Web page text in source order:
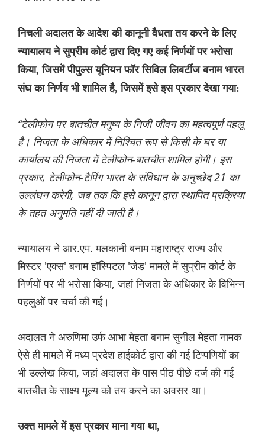
निचली अदालत के आदेश की कानूनी वैधता तय करने के लिए
न्यायालय ने सुप्रीम कोर्ट द्वारा दिए गए कई निर्णयों पर भरोसा
किया, जिसमें पीपुल्स यूनियन फॉर सिविल लिबर्टीज बनाम भारत
संघ का निर्णय भी शामिल है, जिसमें इसे इस प्रकार देखा गया:
“टेलीफोन पर बातचीत मनुष्य के निजी जीवन का महत्वपूर्ण पहलू
है। निजता के अधिकार में निश्चित रूप से किसी के घर या
कार्यालय की निजता में टेलीफोन-बातचीत शामिल होगी। इस
प्रकार, टेलीफोन-टैपिंग भारत के संविधान के अनुच्छेद 21 का
उल्लंघन करेगी, जब तक कि इसे कानून द्वारा स्थापित प्रक्रिया
के तहत अनुमति नहीं दी जाती है।
न्यायालय ने आर.एम. मलकानी बनाम महाराष्ट्र राज्य और
मिस्टर 'एक्स' बनाम हॉस्पिटल 'जेड' मामले में सुप्रीम कोर्ट के
निर्णयों पर भी भरोसा किया, जहां निजता के अधिकार के विभिन्न
पहलुओं पर चर्चा की गई।
अदालत ने अरुणिमा उर्फ आभा मेहता बनाम सुनील मेहता नामक
ऐसे ही मामले में मध्य प्रदेश हाईकोर्ट द्वारा की गई टिप्पणियों का
भी उल्लेख किया, जहां अदालत के पास पीठ पीछे दर्ज की गई
बातचीत के साक्ष्य मूल्य को तय करने का अवसर था।
उक्त मामले में इस प्रकार माना गया था,